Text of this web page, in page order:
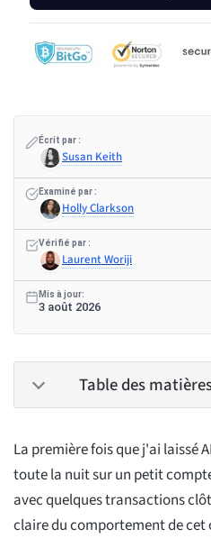
Écrit par :
Susan Keith
Examiné par :
Holly Clarkson
Vérifié par :
Laurent Woriji
Mis à jour:
3 août 2026
Table des
La première fois que j'ai laissé
toute la nuit sur un petit
avec quelques transactions
claire du comportement de cet